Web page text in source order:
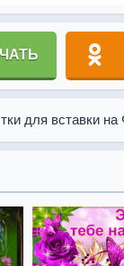
для вставки